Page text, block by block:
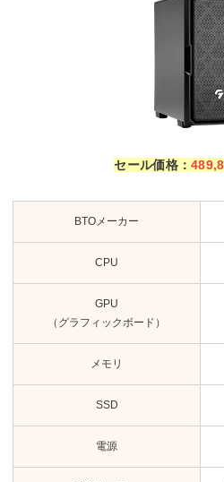
セール価格：
BTOメーカー
CPU
GPU
（グラフィックボード）
メモリ
SSD
電源